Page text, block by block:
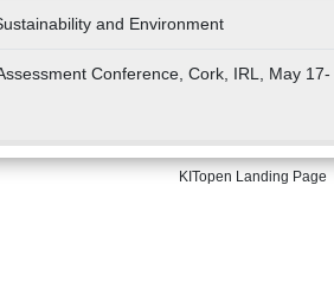
and Environment
Conference, Cork, IRL, May 17-
KITopen Landing Page